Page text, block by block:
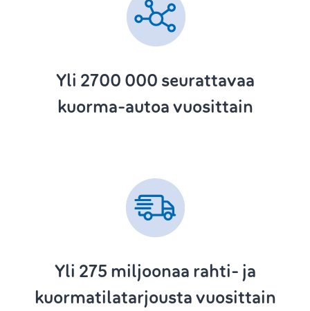
Yli 2700 000 seurattavaa
kuorma-autoa vuosittain
Yli 275 miljoonaa rahti- ja
kuormatilatarjousta vuosittain